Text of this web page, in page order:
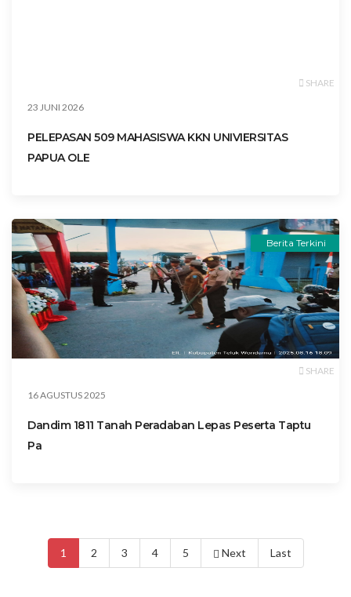
SHARE
23 JUNI 2026
PELEPASAN 509 MAHASISWA KKN UNIVIERSITAS
PAPUA OLE
Berita Terkini
SHARE
16 AGUSTUS 2025
Dandim 1811 Tanah Peradaban Lepas Peserta Taptu
Pa
1 2 3 4 5 Next Last